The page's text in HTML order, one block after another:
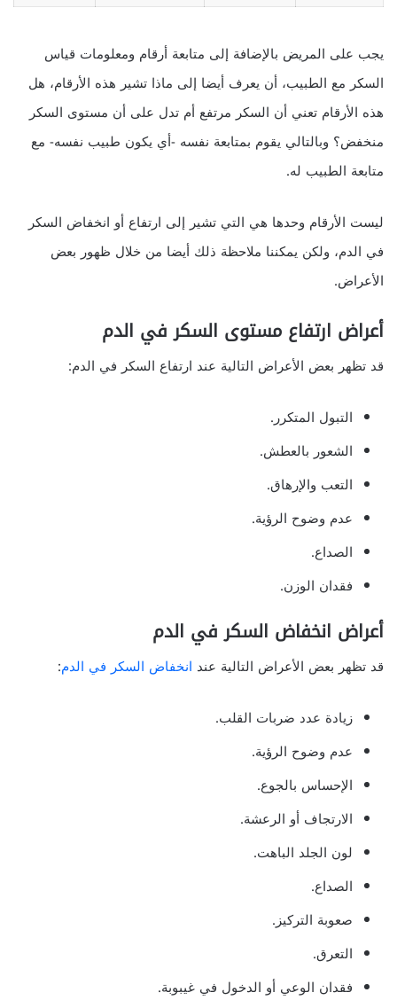
يجب على المريض بالإضافة إلى متابعة أرقام ومعلومات قياس
السكر مع الطبيب، أن يعرف أيضا إلى ماذا تشير هذه الأرقام، هل
هذه الأرقام تعني أن السكر مرتفع أم تدل على أن مستوى السكر
منخفض؟ وبالتالي يقوم بمتابعة نفسه -أي يكون طبيب نفسه- مع
متابعة الطبيب له.
ليست الأرقام وحدها هي التي تشير إلى ارتفاع أو انخفاض السكر
في الدم، ولكن يمكننا ملاحظة ذلك أيضا من خلال ظهور بعض
الأعراض.
أعراض ارتفاع مستوى السكر في الدم
قد تظهر بعض الأعراض التالية عند ارتفاع السكر في الدم:
التبول المتكرر.
الشعور بالعطش.
التعب والإرهاق.
عدم وضوح الرؤية.
الصداع.
فقدان الوزن.
أعراض انخفاض السكر في الدم
قد تظهر بعض الأعراض التالية عند انخفاض السكر في الدم:
زيادة عدد ضربات القلب.
عدم وضوح الرؤية.
الإحساس بالجوع.
الارتجاف أو الرعشة.
لون الجلد الباهت.
الصداع.
صعوبة التركيز.
التعرق.
فقدان الوعي أو الدخول في غيبوبة.